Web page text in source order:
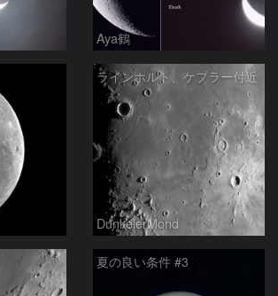
Aya鶴
ラインホルト、ケプラー付近
DunkelerMond
夏の良い条件 #3